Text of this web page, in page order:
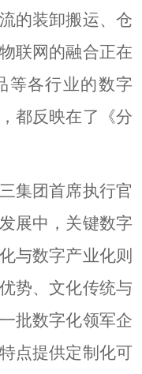
的装卸搬运、仓
联网的融合正在
等各行业的数字
都反映在了《分
团首席执行官
展中，关键数字
与数字产业化则
势、文化传统与
批数字化领军企
点提供定制化可